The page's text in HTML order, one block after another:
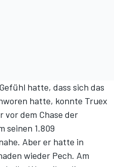
hatte, dass sich das
hatte, konnte Truex
vor dem Chase der
seinen 1.809
Aber er hatte in
wieder Pech. Am